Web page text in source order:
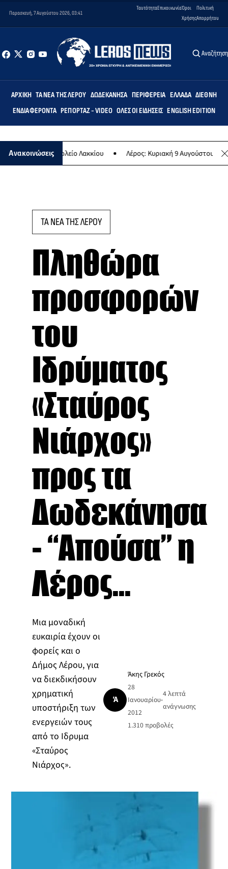
Παρασκευή, 7 Αυγούστου 2026, 03:41
ΤαυτότηταΕπικοινωνίαΌροι
Χρήσης
Πολιτική
Απορρήτου
Αναζήτηση
ΑΡΧΙΚΉ ΤΑ ΝΈΑ ΤΗΣ ΛΈΡΟΥ ΔΩΔΕΚΆΝΗΣΑ ΠΕΡΙΦΈΡΕΙΑ ΕΛΛΆΔΑ ΔΙΕΘΝΉ
ΕΝΔΙΑΦΈΡΟΝΤΑ ΡΕΠΟΡΤΆΖ - VIDEO ΌΛΕΣ ΟΙ ΕΙΔΉΣΕΙΣ ENGLISH EDITION
Ανακοινώσεις
Σχολείο Λακκίου Λέρος: Κυριακή 9 Αυγούστου το
ΤΑ ΝΕΑ ΤΗΣ ΛΕΡΟΥ
Πληθώρα
προσφορών
του
Ιδρύματος
«Σταύρος
Νιάρχος»
προς τα
Δωδεκάνησα
- “Απούσα” η
Λέρος...
Μια μοναδική
ευκαιρία έχουν οι
φορείς και ο
Δήμος Λέρου, για
να διεκδικήσουν
χρηματική
υποστήριξη των
ενεργειών τους
από το Ιδρυμα
«Σταύρος
Νιάρχος».
Ά
Άκης Γρεκός
28
Ιανουαρίου
2012
•
4 λεπτά
ανάγνωσης
1.310προβολές